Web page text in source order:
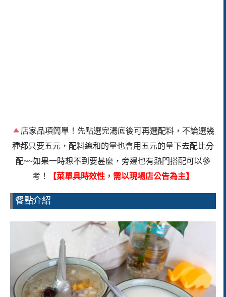
店家品項簡單！先點選完湯底後可再選配料，不論選幾
種都只要五元，配料總和的量也會用五元的量下去配比分
配~~如果一時想不到要甚麼，旁邊也有熱門搭配可以參
考！
【菜單具時效性，需以現場店公告為主】
餐點介紹